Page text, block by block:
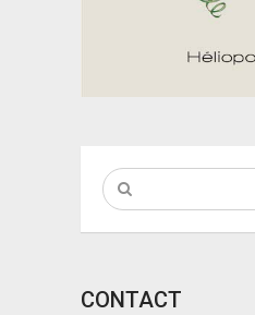
CONTACT